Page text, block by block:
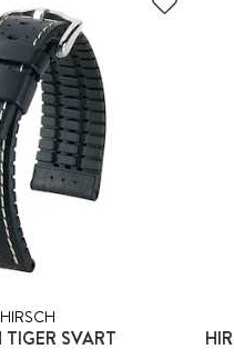
HIRSCH
TIGER SVART